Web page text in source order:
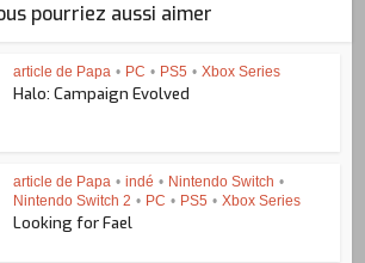
pourriez aussi aimer
article de Papa • PC • PS5 • Xbox Series
Halo: Campaign Evolved
article de Papa • indé • Nintendo Switch •
Nintendo Switch 2 • PC • PS5 • Xbox Series
Looking for Fael